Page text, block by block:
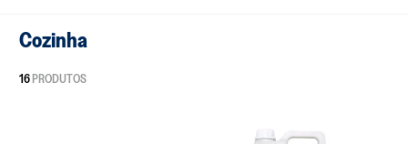
Cozinha
16PRODUTOS